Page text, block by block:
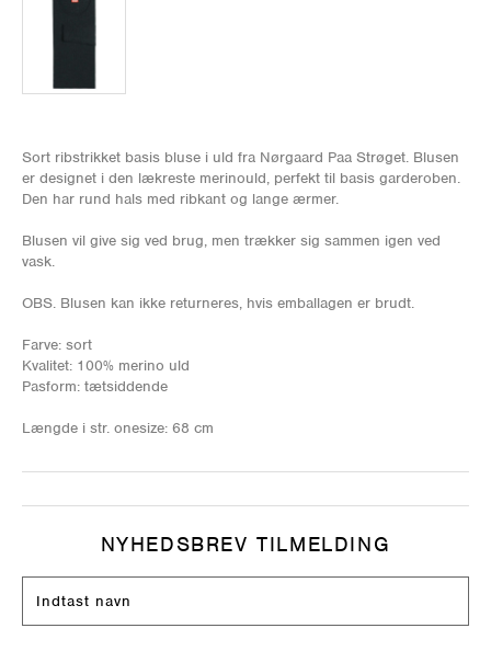
Sort ribstrikket basis bluse i uld fra Nørgaard Paa Strøget. Blusen
er designet i den lækreste merinould, perfekt til basis garderoben.
Den har rund hals med ribkant og lange ærmer.
Blusen vil give sig ved brug, men trækker sig sammen igen ved
vask.
OBS. Blusen kan ikke returneres, hvis emballagen er brudt.
Farve: sort
Kvalitet: 100% merino uld
Pasform: tætsiddende
Længde i str. onesize: 68 cm
NYHEDSBREV TILMELDING